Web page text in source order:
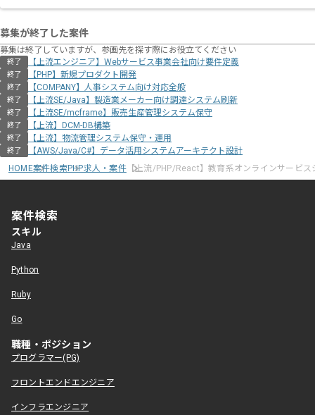
募集が終了した案件
募集は終了していますが、参画先を探す際にお役立てください
終了 【上流エンジニア】Webサービス事業会社向け要件定義
終了 【PHP】新規プロダクト開発
終了 【COMPANY】人事システム向け対応全般
終了 【上流SE/Java】製造業メーカー向け調達システム刷新
終了 【上流SE/mcframe】販売生産管理システム保守
終了 【上流】DCM-DB構築
終了 【上流】物流管理システム保守・運用
終了
【AWS/Java/C#】データ活用システムアーキテクト設計
HOME案件検索PHP求人・案件【上流/PHP/React】教育系オンラインサービス
案件検索
スキル
Java
Python
Ruby
Go
職種・ポジション
プログラマー(PG)
フロントエンドエンジニア
インフラエンジニア